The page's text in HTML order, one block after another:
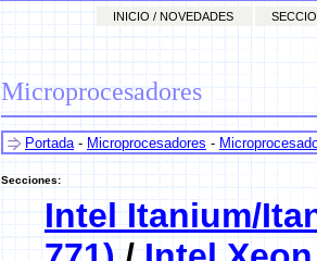
INICIO / NOVEDADES
Microprocesadores
Portada- Microprocesadores -
Secciones:
Intel Itanium/